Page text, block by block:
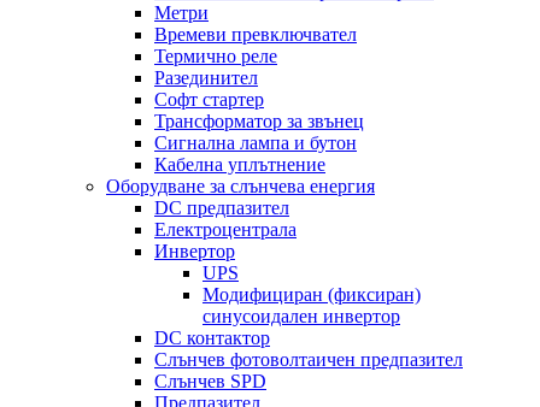
Метри
Времеви превключвател
Термично реле
Разединител
Софт стартер
Трансформатор за звънец
Сигнална лампа и бутон
Кабелна уплътнение
Оборудване за слънчева енергия
DC предпазител
Електроцентрала
Инвертор
UPS
Модифициран (фиксиран)
синусоидален инвертор
DC контактор
Слънчев фотоволтаичен предпазител
Слънчев SPD
Предпазител